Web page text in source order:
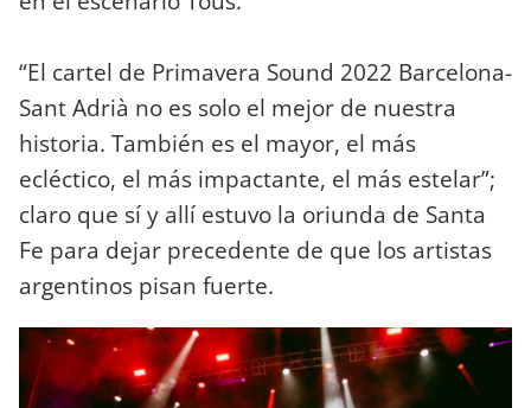
“El cartel de Primavera Sound 2022 Barcelona-
Sant Adrià no es solo el mejor de nuestra
historia. También es el mayor, el más
ecléctico, el más impactante, el más estelar”;
claro que sí y allí estuvo la oriunda de Santa
Fe para dejar precedente de que los artistas
argentinos pisan fuerte.